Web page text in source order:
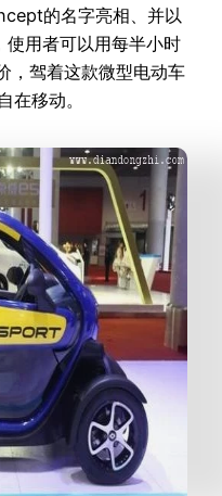
的名字亮相、并以
用者可以用每半小时
，驾着这款微型电动车
在移动。